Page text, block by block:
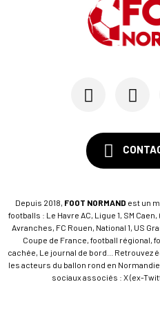
SM CAEN -
Avec Mohamed Hafid,
SM Caen : Julien Meilhac
Depuis 2018, FOOT NORMAND est un
footballs : Le Havre AC, Ligue 1, SM
Avranches, FC Rouen, National 1, US
Coupe de France, football régional,
cachée, Le journal de bord...
les acteurs du ballon rond en
sociaux associés : X (ex-